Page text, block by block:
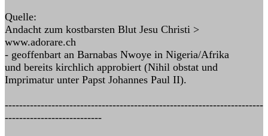
Quelle:
Andacht zum kostbarsten Blut Jesu Christi >
www.adorare.ch
- geoffenbart an Barnabas Nwoye in Nigeria/Afrika
und bereits kirchlich approbiert (Nihil obstat und
Imprimatur unter Papst Johannes Paul II).
------------------------------------------------------------------------
---------------------------